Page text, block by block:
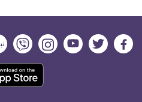
ديلي
ديلي
ديلي
ميديكال
ديلي
ميديكال
انفو
انفو
حمل
تطبيق